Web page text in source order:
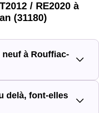
au quotidien
Isolations thermiques et
Économies mensuelles
/ RE2020 à
(31180)
à Rouffiac-
delà, font-elles